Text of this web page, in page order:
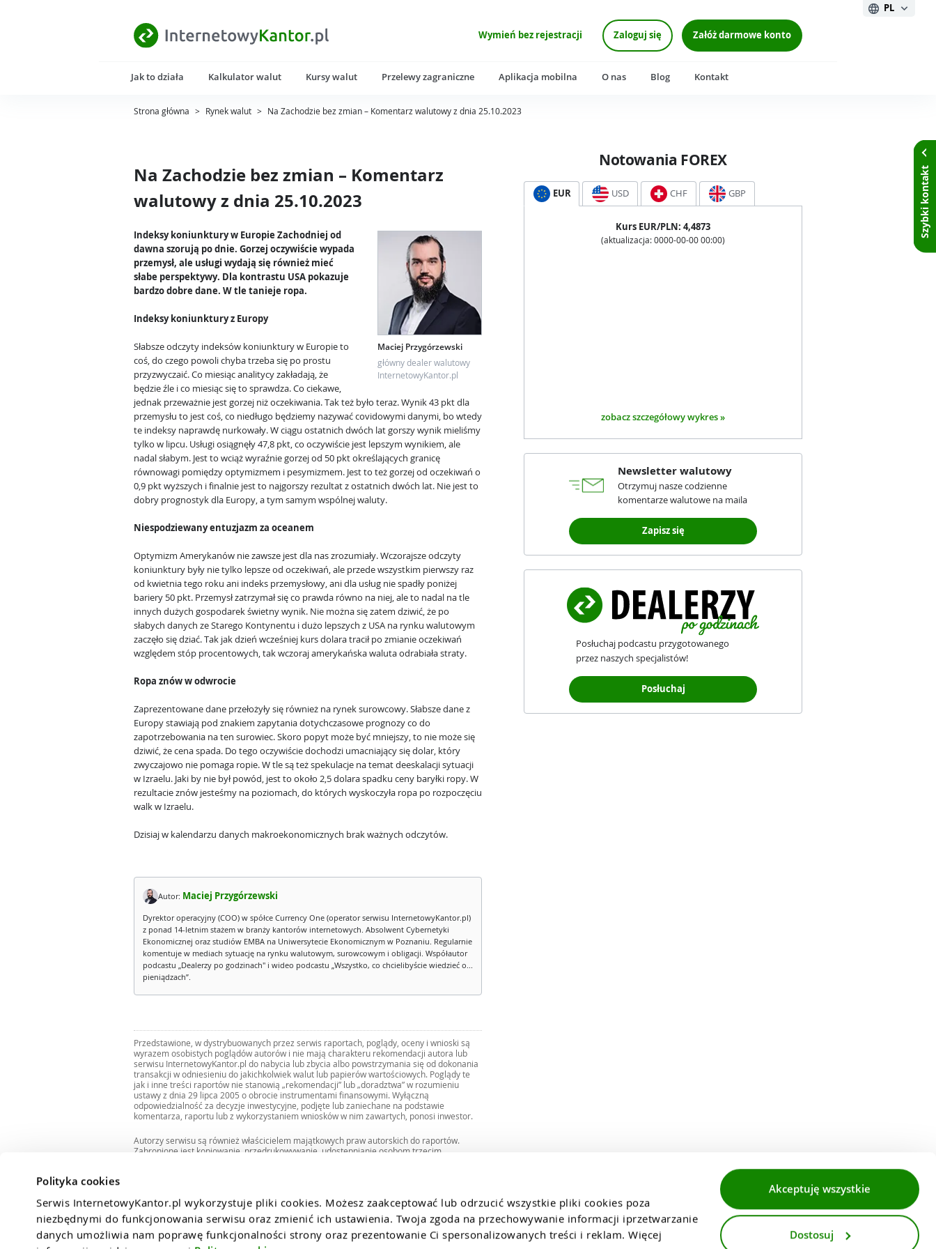
Polityka cookies
Serwis InternetowyKantor.pl wykorzystuje pliki cookies. Możesz zaakceptować lub odrzucić wszystkie pliki cookies poza
niezbędnymi do funkcjonowania serwisu oraz zmienić ich ustawienia. Twoja zgoda na przechowywanie informacji iprzetwarzanie
danych umożliwia nam poprawę funkcjonalności strony oraz prezentowanie Ci spersonalizowanych treści i reklam. Więcej
Akceptuję wszystkie
Dostosuj
Wymień bez rejestracji Zaloguj się Załóż darmowe konto
PL
Jak to działa Kalkulator walut Kursy walut Przelewy zagraniczne Aplikacja mobilna O nas Blog Kontakt
Strona główna > Rynek walut > Na Zachodzie bez zmian – Komentarz walutowy z dnia 25.10.2023
Na Zachodzie bez zmian – Komentarz
walutowy z dnia 25.10.2023
Maciej Przygórzewski
główny dealer walutowy
InternetowyKantor.pl
Indeksy koniunktury w Europie Zachodniej od
dawna szorują po dnie. Gorzej oczywiście wypada
przemysł, ale usługi wydają się również mieć
słabe perspektywy. Dla kontrastu USA pokazuje
bardzo dobre dane. W tle tanieje ropa.
Indeksy koniunktury z Europy
Słabsze odczyty indeksów koniunktury w Europie to
coś, do czego powoli chyba trzeba się po prostu
przyzwyczaić. Co miesiąc analitycy zakładają, że
będzie źle i co miesiąc się to sprawdza. Co ciekawe,
jednak przeważnie jest gorzej niż oczekiwania. Tak też było teraz. Wynik 43 pkt dla
przemysłu to jest coś, co niedługo będziemy nazywać covidowymi danymi, bo wtedy
te indeksy naprawdę nurkowały. W ciągu ostatnich dwóch lat gorszy wynik mieliśmy
tylko w lipcu. Usługi osiągnęły 47,8 pkt, co oczywiście jest lepszym wynikiem, ale
nadal słabym. Jest to wciąż wyraźnie gorzej od 50 pkt określających granicę
równowagi pomiędzy optymizmem i pesymizmem. Jest to też gorzej od oczekiwań o
0,9 pkt wyższych i finalnie jest to najgorszy rezultat z ostatnich dwóch lat. Nie jest to
dobry prognostyk dla Europy, a tym samym wspólnej waluty.
Niespodziewany entuzjazm za oceanem
Optymizm Amerykanów nie zawsze jest dla nas zrozumiały. Wczorajsze odczyty
koniunktury były nie tylko lepsze od oczekiwań, ale przede wszystkim pierwszy raz
od kwietnia tego roku ani indeks przemysłowy, ani dla usług nie spadły poniżej
bariery 50 pkt. Przemysł zatrzymał się co prawda równo na niej, ale to nadal na tle
innych dużych gospodarek świetny wynik. Nie można się zatem dziwić, że po
słabych danych ze Starego Kontynentu i dużo lepszych z USA na rynku walutowym
zaczęło się dziać. Tak jak dzień wcześniej kurs dolara tracił po zmianie oczekiwań
względem stóp procentowych, tak wczoraj amerykańska waluta odrabiała straty.
Ropa znów w odwrocie
Zaprezentowane dane przełożyły się również na rynek surowcowy. Słabsze dane z
Europy stawiają pod znakiem zapytania dotychczasowe prognozy co do
zapotrzebowania na ten surowiec. Skoro popyt może być mniejszy, to nie może się
dziwić, że cena spada. Do tego oczywiście dochodzi umacniający się dolar, który
zwyczajowo nie pomaga ropie. W tle są też spekulacje na temat deeskalacji sytuacji
w Izraelu. Jaki by nie był powód, jest to około 2,5 dolara spadku ceny baryłki ropy. W
rezultacie znów jesteśmy na poziomach, do których wyskoczyła ropa po rozpoczęciu
walk w Izraelu.
Dzisiaj w kalendarzu danych makroekonomicznych brak ważnych odczytów.
Autor: Maciej Przygórzewski
Dyrektor operacyjny (COO) w spółce Currency One (operator serwisu InternetowyKantor.pl)
z ponad 14-letnim stażem w branży kantorów internetowych. Absolwent Cybernetyki
Ekonomicznej oraz studiów EMBA na Uniwersytecie Ekonomicznym w Poznaniu. Regularnie
komentuje w mediach sytuację na rynku walutowym, surowcowym i obligacji. Współautor
podcastu „Dealerzy po godzinach" i wideo podcastu „Wszystko, co chcielibyście wiedzieć o...
pieniądzach”.
Przedstawione, w dystrybuowanych przez serwis raportach, poglądy, oceny i wnioski są
wyrazem osobistych poglądów autorów i nie mają charakteru rekomendacji autora lub
serwisu InternetowyKantor.pl do nabycia lub zbycia albo powstrzymania się od dokonania
transakcji w odniesieniu do jakichkolwiek walut lub papierów wartościowych. Poglądy te
jak i inne treści raportów nie stanowią „rekomendacji” lub „doradztwa” w rozumieniu
ustawy z dnia 29 lipca 2005 o obrocie instrumentami finansowymi. Wyłączną
odpowiedzialność za decyzje inwestycyjne, podjęte lub zaniechane na podstawie
komentarza, raportu lub z wykorzystaniem wniosków w nim zawartych, ponosi inwestor.
Autorzy serwisu są również właścicielem majątkowych praw autorskich do raportów.
Zabronione jest kopiowanie, przedrukowywanie, udostępnianie osobom trzecim
Notowania FOREX
EUR USD CHF GBP
Kurs EUR/PLN: 4,4873
(aktualizacja: 0000-00-00 00:00)
zobacz szczegółowy wykres »
Newsletter walutowy
Otrzymuj nasze codzienne
komentarze walutowe na maila
Zapisz się
Posłuchaj podcastu przygotowanego
przez naszych specjalistów!
Posłuchaj
Szybki kontakt